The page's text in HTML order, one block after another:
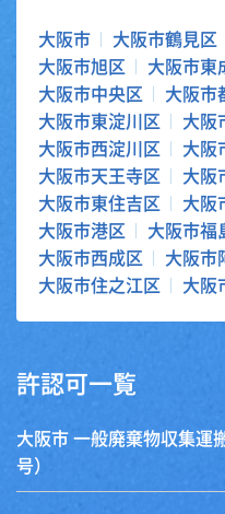
大阪市 大阪市鶴見区
大阪市旭区
大阪市東
大阪市中央区
大阪市
大阪市東淀川区
大阪
大阪市西淀川区
大阪
大阪市天王寺区
大阪
大阪市東住吉区
大阪
大阪市港区
大阪市福
大阪市西成区
大阪市
大阪市住之江区
大阪
許認可一覧
大阪市 一般廃棄物収集運
号）